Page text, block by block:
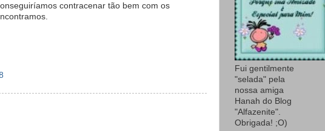
contracenar tão bem com os
Fui gentilmente
"selada" pela
nossa amiga
Hanah do Blog
"Alfazenite".
Obrigada! ;O)